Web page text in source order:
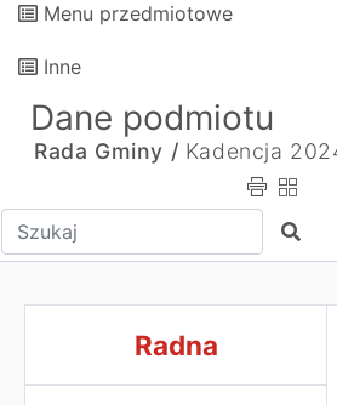
Menu przedmiotowe
Inne
Dane podmiotu
Rada Gminy / Kadencja
Wpisz tekst do wyszukania Szukaj
Radna